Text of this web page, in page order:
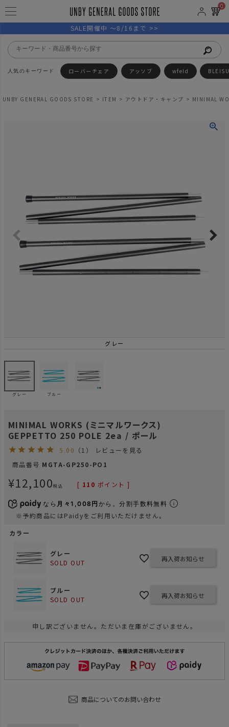
0
SALE開催中 ～8/16まで >>
ローバーチェア アッソブ wfeld
UNBY GENERAL GOODS STORE ITEM アウトドア・キャンプ MINIMAL
グレー
グレー ブルー
MINIMAL WORKS (ミニマルワークス)
GEPPETTO 250 POLE 2ea / ポール
5.00 （1）
レビューを見る
商品番号 MGTA-GP250-PO1
¥12,100税込 [ 110 ポイント ]
なら 月々1,008円 から。分割手数料無料
※予約商品にはPaidyをご利用いただけません。
カラー
グレー
SOLD OUT
再入荷お知らせ
ブルー
SOLD OUT
再入荷お知らせ
申し訳ございません。ただいま在庫がございません。
商品についてのお問い合わせ